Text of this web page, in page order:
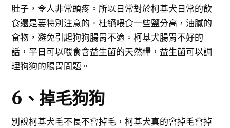
肚子，令人非常頭疼。所以日常對於柯基犬日常的飲
食還是要特別注意的。杜絕喂食一些鹽分高，油膩的
食物，避免引起狗狗腸胃不適。柯基犬腸胃不好的
話，平日可以喂食含益生菌的天然糧，益生菌可以調
理狗狗的腸胃問題。
6、掉毛狗狗
別說柯基犬毛不長不會掉毛，柯基犬真的會掉毛會掉